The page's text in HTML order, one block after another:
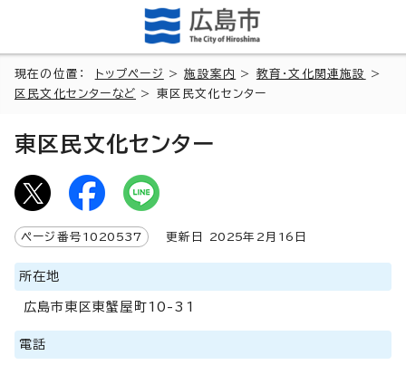
現在の位置： トップページ >施設案内 > 教育・文化関連施設
>
区民文化センターなど > 東区民文化センター
東区民文化センター
ページ番号 1020537 更新日 2025年2月 16 日
所在地
広島市東区東蟹屋町10-31
電話